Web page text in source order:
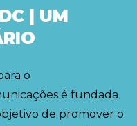
| UM
o
é fundada
de promover o